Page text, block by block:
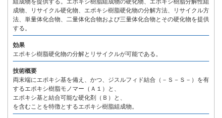
組成物を提供する。エポキシ樹脂組成物の硬化物、エポキシ樹脂分解性組
成物、リサイクル硬化物、エポキシ樹脂硬化物の分解方法、リサイクル方
法、単量体化合物、二量体化合物および三量体化合物とその硬化物を提供
する。
効果
エポキシ樹脂硬化物の分解とリサイクルが可能である。
技術概要
両末端にエポキシ基を備え、かつ、ジスルフィド結合（－Ｓ－Ｓ－）を有
するエポキシ樹脂モノマー（Ａ１）と、
エポキシ基と結合可能な硬化剤（Ｂ）と、
を含むことを特徴とするエポキシ樹脂組成物。